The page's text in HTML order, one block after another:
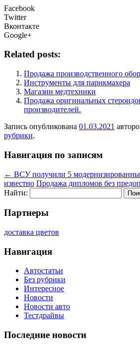
Facebook
Twitter
Вконтакте
Google+
Related posts:
Продажа производственного
Инструменты для парикмахера
Магазин медтехники
Продажа оригинальных
производителей.
Запись опубликована 01.03.2021
рубрики.
Навигация по записям
← ВСУ получили 5
известно Продажа дипломов без
Найти:
Партнеры
доставка цветов
Навигация
Автостатьи
Без рубрики
Интересное
Новости
Новости авто
Тестдрайвы
Последние новости